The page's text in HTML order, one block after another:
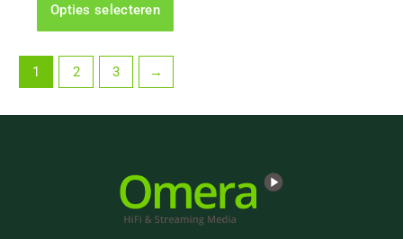
Opties selecteren
de
productpagina
1 2 3 →